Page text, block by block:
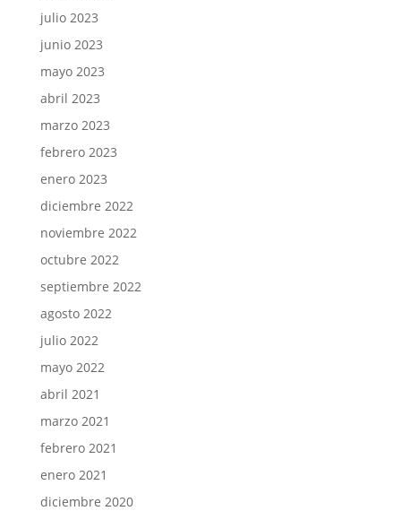
julio 2023
junio 2023
mayo 2023
abril 2023
marzo 2023
febrero 2023
enero 2023
diciembre 2022
noviembre 2022
octubre 2022
septiembre 2022
agosto 2022
julio 2022
mayo 2022
abril 2021
marzo 2021
febrero 2021
enero 2021
diciembre 2020